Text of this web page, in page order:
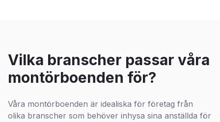
Vilka branscher passar våra
montörboenden för?
Våra montörboenden är idealiska för företag från
olika branscher som behöver inhysa sina anställda för